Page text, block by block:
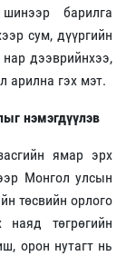
барилга
сум, дүүргийн
нар дээврийнхээ,
арилна гэх мэт.
нэмэгдүүлэв
ямар эрх
Монгол улсын
төсвийн орлого
төгрөгийн
орон нутагт нь